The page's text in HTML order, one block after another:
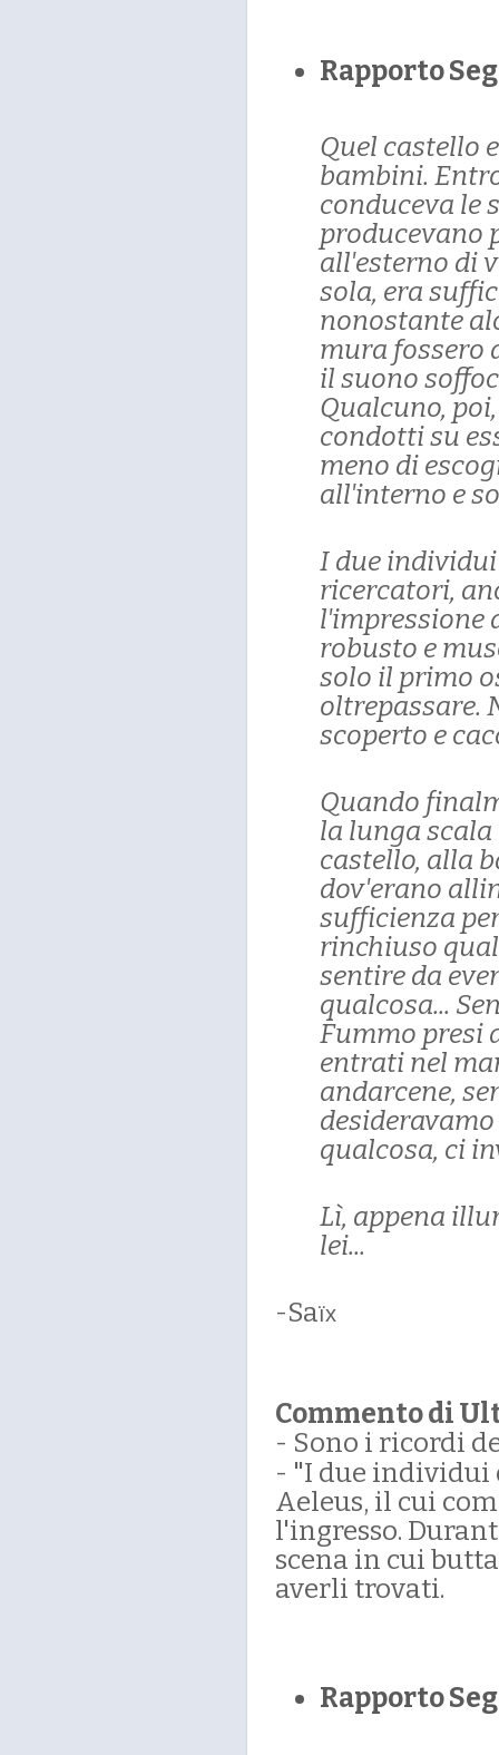
Rapporto
Quel castello
bambini.
conduceva le
producevano
all'esterno di
sola, era
nonostante
mura fossero
il suono
Qualcuno,
condotti su
meno di
all'interno e
I due
ricercatori,
l'impressione
robusto e
solo il primo
oltrepassare.
scoperto e
Quando
la lunga scala
castello, alla
dov'erano
sufficienza
rinchiuso
sentire da
qualcosa...
Fummo presi
entrati nel
andarcene,
qualcosa, ci
Lì, appena
lei...
-Saïx
Commento di
- Sono i ricordi
- "I due individui
Aeleus, il cui
l'ingresso.
scena in cui
averli trovati.
Rapporto